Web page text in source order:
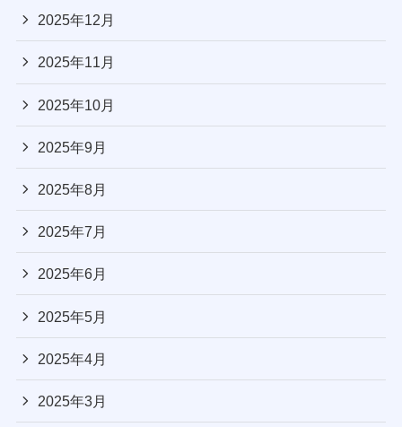
2025年12月
2025年11月
2025年10月
2025年9月
2025年8月
2025年7月
2025年6月
2025年5月
2025年4月
2025年3月